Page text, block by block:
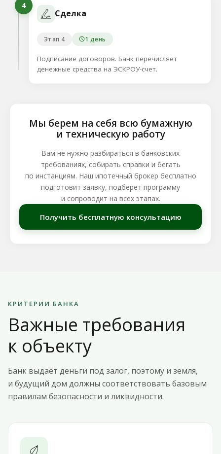
4
Сделка
Этап 4 1 день
Подписание договоров. Банк перечисляет
денежные средства на ЭСКРОУ-счет.
Мы берем на себя всю бумажную
и техническую работу
Вам не нужно разбираться в банковских
требованиях, собирать справки и бегать
по инстанциям. Наш ипотечный брокер бесплатно
подготовит заявку, подберет программу
и сопроводит на всех этапах.
Получить бесплатную консультацию
КРИТЕРИИ БАНКА
Важные требования
к объекту
Банк выдаёт деньги под залог, поэтому и земля,
и будущий дом должны соответствовать базовым
правилам безопасности и ликвидности.